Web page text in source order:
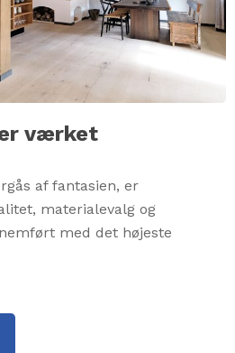
værket
af fantasien, er
materialevalg og
med det højeste